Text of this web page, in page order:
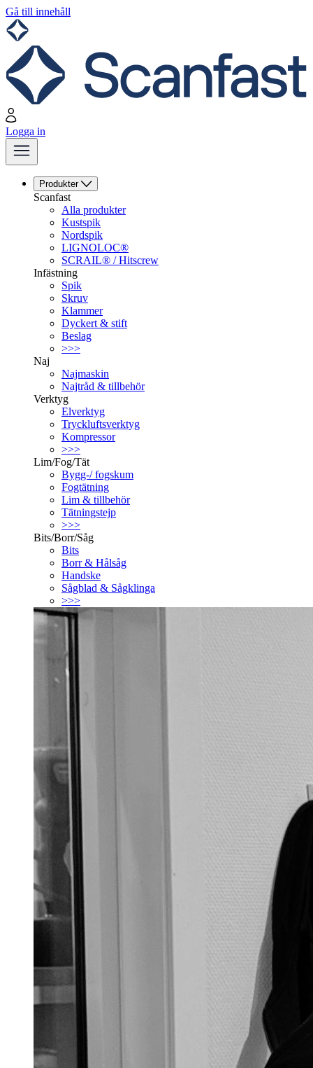
Gå till innehåll
Logga in
Produkter
Scanfast
Alla produkter
Kustspik
Nordspik
LIGNOLOC®
SCRAIL® / Hitscrew
Infästning
Spik
Skruv
Klammer
Dyckert & stift
Beslag
>>>
Naj
Najmaskin
Najtråd & tillbehör
Verktyg
Elverktyg
Tryckluftsverktyg
Kompressor
>>>
Lim/Fog/Tät
Bygg-/ fogskum
Fogtätning
Lim & tillbehör
Tätningstejp
>>>
Bits/Borr/Såg
Bits
Borr & Hålsåg
Handske
Sågblad & Sågklinga
>>>